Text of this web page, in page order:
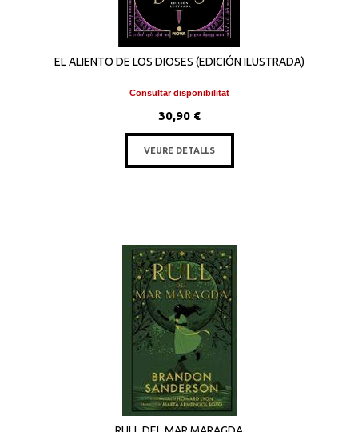
EL ALIENTO DE LOS DIOSES (EDICIÓN ILUSTRADA)
Consultar disponibilitat
30,90 €
VEURE DETALLS